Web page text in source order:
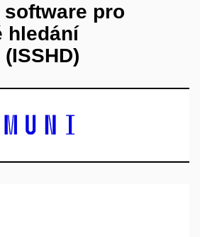
pro
hledání